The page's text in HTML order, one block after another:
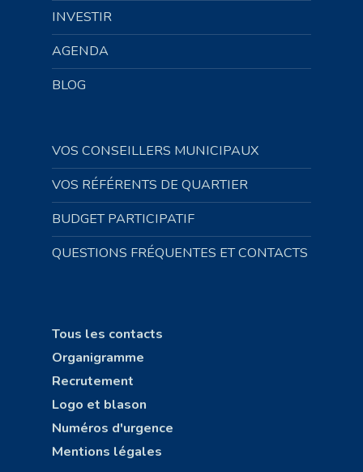
INVESTIR
AGENDA
BLOG
VOS CONSEILLERS MUNICIPAUX
VOS RÉFÉRENTS DE QUARTIER
BUDGET PARTICIPATIF
QUESTIONS FRÉQUENTES ET CONTACTS
Tous les contacts
Organigramme
Recrutement
Logo et blason
Numéros d'urgence
Mentions légales